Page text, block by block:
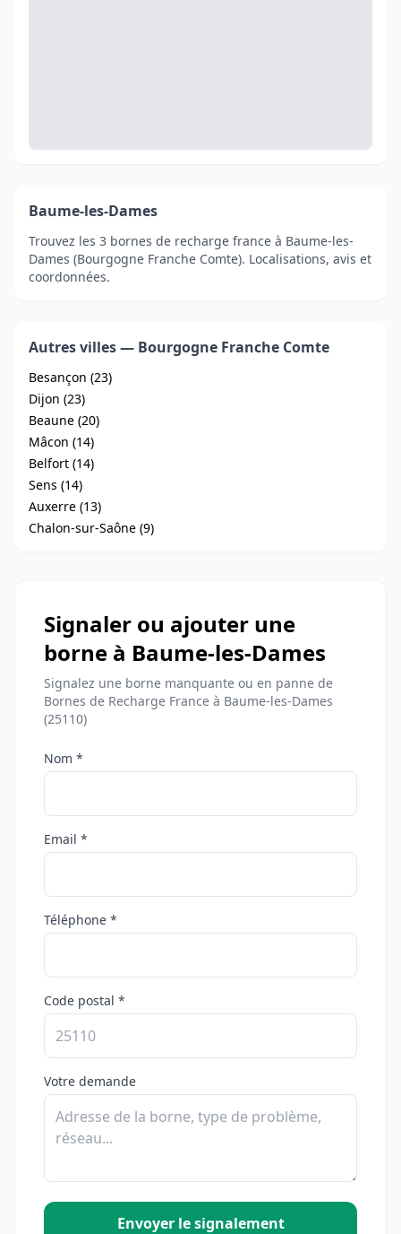
Baume-les-Dames
Trouvez les 3 bornes de recharge france à Baume-les-
Dames (Bourgogne Franche Comte). Localisations, avis et
coordonnées.
Autres villes — Bourgogne Franche Comte
Besançon (23)
Dijon (23)
Beaune (20)
Mâcon (14)
Belfort (14)
Sens (14)
Auxerre (13)
Chalon-sur-Saône (9)
Signaler ou ajouter une
borne à Baume-les-Dames
Signalez une borne manquante ou en panne de
Bornes de Recharge France à Baume-les-Dames
(25110)
Nom *
Email *
Téléphone *
Code postal *
Votre demande
Envoyer le signalement